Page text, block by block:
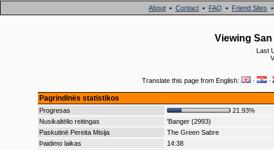
About • Contact • FAQ • Friend Sites
Viewing
Last
Translate this page from English: · ·
Pagrindinës statistikos
Progresas
21.93%
Nusikaltëlio reitingas
'Banger (2993)
Paskutinë Pereita Misija
The Green Sabre
Þaidimo laikas
14:38